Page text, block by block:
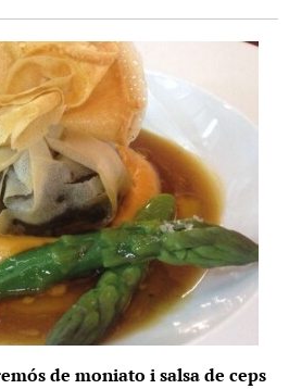
de moniato i salsa de ceps